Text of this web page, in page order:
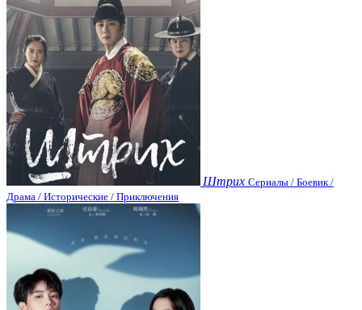
Штрих Сериалы / Боевик /
Драма / Исторические / Приключения